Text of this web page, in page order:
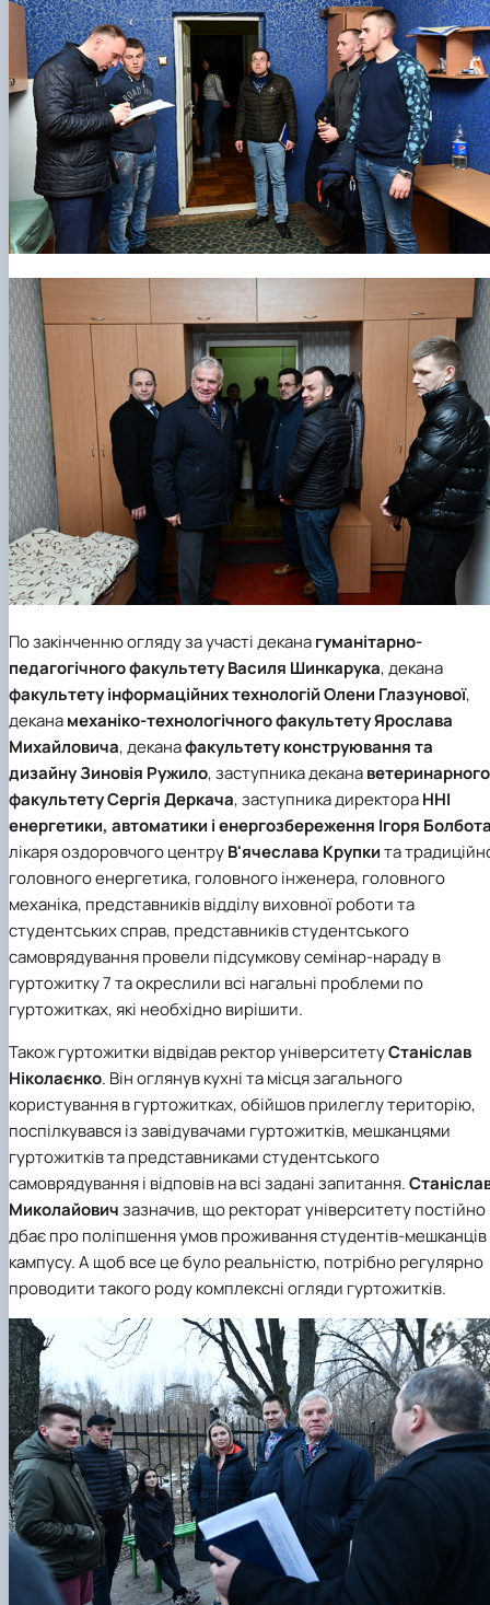
По закінченню огляду за участі деканагуманітарно-
педагогічного факультетуВасиля Шинкарука, декана
факультету інформаційних технологійОлени Глазунової,
деканамеханіко-технологічного факультетуЯрослава
Михайловича, деканафакультету конструювання та
дизайнуЗиновія Ружило, заступника деканаветеринарного
факультетуСергія Деркача, заступника директораННІ
енергетики, автоматики і енергозбереження Ігоря
лікаря оздоровчого центруВ'ячеслава Крупкита
головного енергетика, головного інженера, головного
механіка, представників відділу виховної роботи та
студентських справ, представників студентського
самоврядування провели підсумкову семінар-нараду в
гуртожитку 7 та окреслили всі нагальні проблеми по
гуртожитках, які необхідно вирішити.
Також гуртожитки відвідав ректор університетуСтаніслав
Ніколаєнко. Він оглянув кухні та місця загального
користування в гуртожитках, обійшов прилеглу територію,
поспілкувався із завідувачами гуртожитків, мешканцями
гуртожитків та представниками студентського
самоврядування і відповів на всі задані запитання.
Миколайовичзазначив, що ректорат університету постійно
дбає про поліпшення умов проживання студентів-мешканців
кампусу. А щоб все це було реальністю, потрібно регулярно
проводити такого роду комплексні огляди гуртожитків.